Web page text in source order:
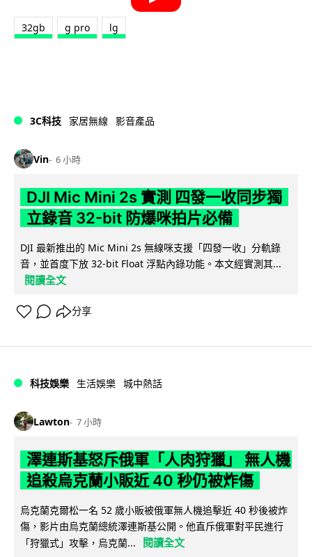
32gb g pro lg
3C科技 家居無線 影音產品
Vin 6 小時
DJI Mic Mini 2s 實測 四發一收同步獨
立錄音 32-bit 防爆咪拍片必備
DJI 最新推出的 Mic Mini 2s 無線咪支援「四發一收」分軌錄
音，並首度下放 32-bit Float 浮點內錄功能。本文經實測其...
閱讀全文
分享
科技娛樂 生活娛樂 城中熱話
Lawton 7 小時
澤連斯基怒斥俄軍「人肉狩獵」 無人機
追殺烏克蘭小販近 40 秒仍被炸傷
烏克蘭克爾松一名 52 歲小販被俄軍無人機追擊近 40 秒後被炸
傷，影片由烏克蘭總統澤連斯基公開。他直斥俄軍對平民進行
「狩獵式」攻擊，烏克蘭...
閱讀全文